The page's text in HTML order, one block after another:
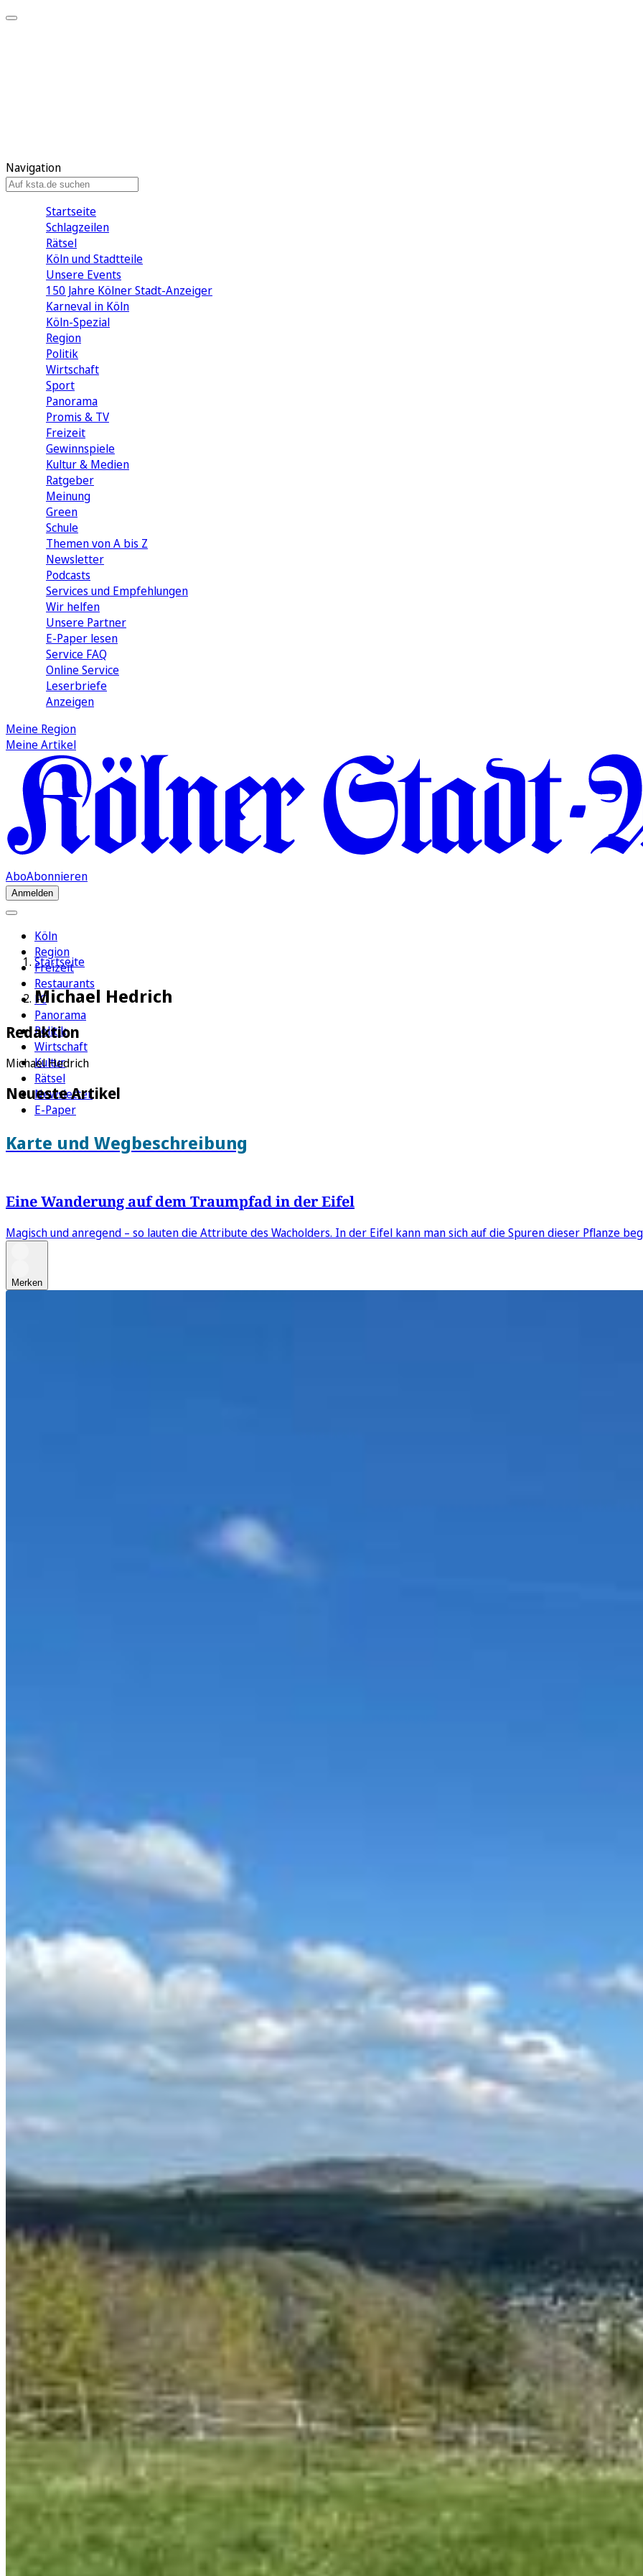
Navigation
Startseite
Schlagzeilen
Rätsel
Köln und Stadtteile
Unsere Events
150 Jahre Kölner Stadt-Anzeiger
Karneval in Köln
Köln-Spezial
Region
Politik
Wirtschaft
Sport
Panorama
Promis & TV
Freizeit
Gewinnspiele
Kultur & Medien
Ratgeber
Meinung
Green
Schule
Themen von A bis Z
Newsletter
Podcasts
Services und Empfehlungen
Wir helfen
Unsere Partner
E-Paper lesen
Service FAQ
Online Service
Leserbriefe
Anzeigen
Meine Region
Meine Artikel
AboAbonnieren
Anmelden
Köln
Region
Freizeit
Restaurants
FC
Panorama
Politik
Wirtschaft
Kultur
Rätsel
Newsletter
E-Paper
Startseite
Michael Hedrich
Redaktion
Michael Hedrich
Neueste Artikel
Karte und Wegbeschreibung
Eine Wanderung auf dem Traumpfad in der Eifel
Magisch und anregend – so lauten die Attribute des Wacholders. In der Eifel kann man sich auf die Spuren dieser Pflanze
Merken